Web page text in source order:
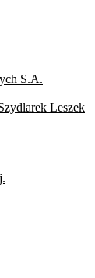
S.A.
Leszek